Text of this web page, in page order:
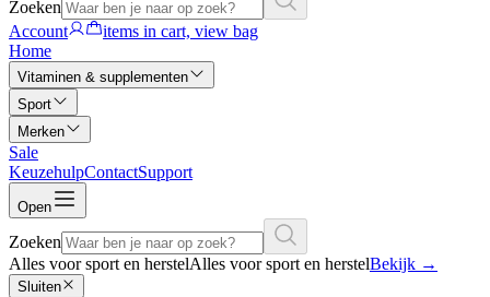
Zoeken
Account
items in cart, view bag
Home
Vitaminen & supplementen
Sport
Merken
Sale
KeuzehulpContactSupport
Open
Zoeken
Alles voor sport en herstelAlles voor sport en herstelBekijk →
Sluiten